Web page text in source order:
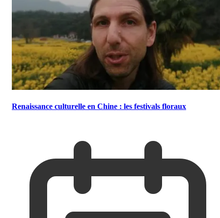
Renaissance culturelle en Chine : les festivals floraux